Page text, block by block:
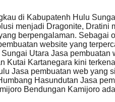
di Kabupatenh Hulu
menjadi Dragonite,
berpengalaman. Sebagai
website yang
Utara Jasa
Kutai Kartanegara kini
Jasa pembuatan web yang
Hasundutan Jasa
Bendungan Kamijoro